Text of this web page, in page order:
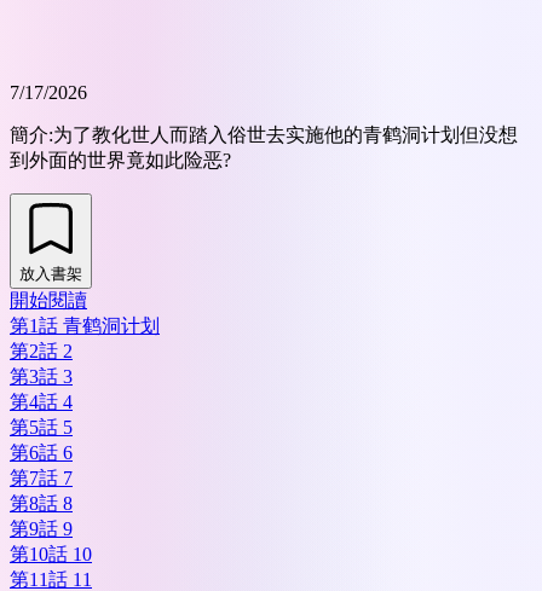
7/17/2026
簡介:为了教化世人而踏入俗世去实施他的青鹤洞计划但没想
到外面的世界竟如此险恶?
放入書架
開始閱讀
第1話 青鹤洞计划
第2話 2
第3話 3
第4話 4
第5話 5
第6話 6
第7話 7
第8話 8
第9話 9
第10話 10
第11話 11